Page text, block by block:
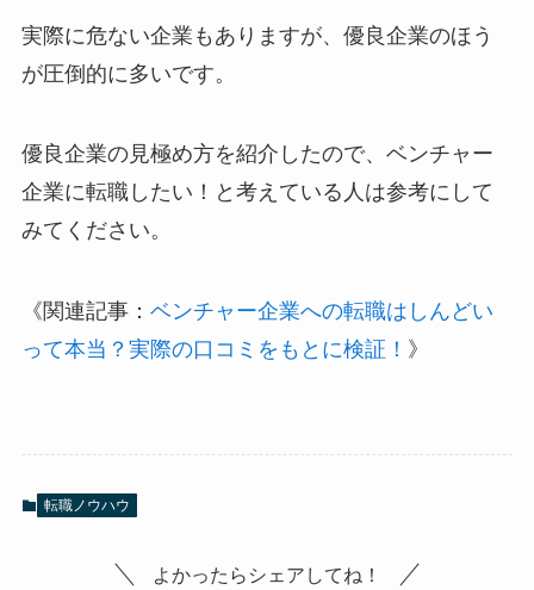
実際に危ない企業もありますが、優良企業のほう
が圧倒的に多いです。
優良企業の見極め方を紹介したので、ベンチャー
企業に転職したい！と考えている人は参考にして
みてください。
《関連記事： ベンチャー企業への転職はしんどい
って本当？実際の口コミをもとに検証！ 》
転職ノウハウ
よかったらシェアしてね！